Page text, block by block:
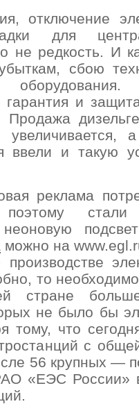
отключение
для
не редкость. И
сбою
оборудования.
гарантия и
Продажа
ввели и такую
реклама
стали
можно на
то
стране
не было бы
тому, что
с
56 крупных —
«ЕЭС России»